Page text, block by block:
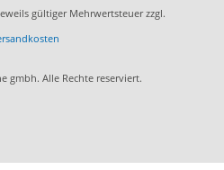
gültiger Mehrwertsteuer zzgl.
gmbh. Alle Rechte reserviert.